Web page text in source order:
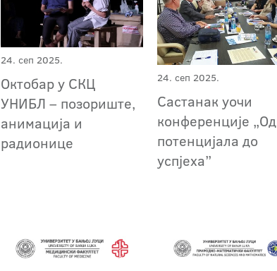
24. сеп 2025.
Октобар у СКЦ
УНИБЛ – позориште,
анимација и
радионице
24. сеп 2025.
Састанак уочи
конференције „Од
потенцијала до
успјеха”